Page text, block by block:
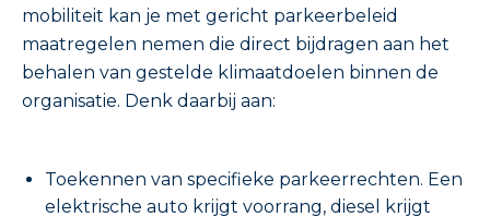
mobiliteit kan je met gericht parkeerbeleid
maatregelen nemen die direct bijdragen aan het
behalen van gestelde klimaatdoelen binnen de
organisatie. Denk daarbij aan:
Toekennen van specifieke parkeerrechten. Een
elektrische auto krijgt voorrang, diesel krijgt